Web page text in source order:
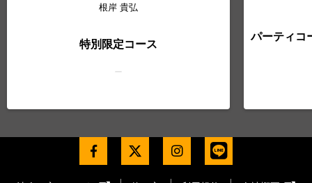
根岸 貴弘
特別限定コース
パーティコ